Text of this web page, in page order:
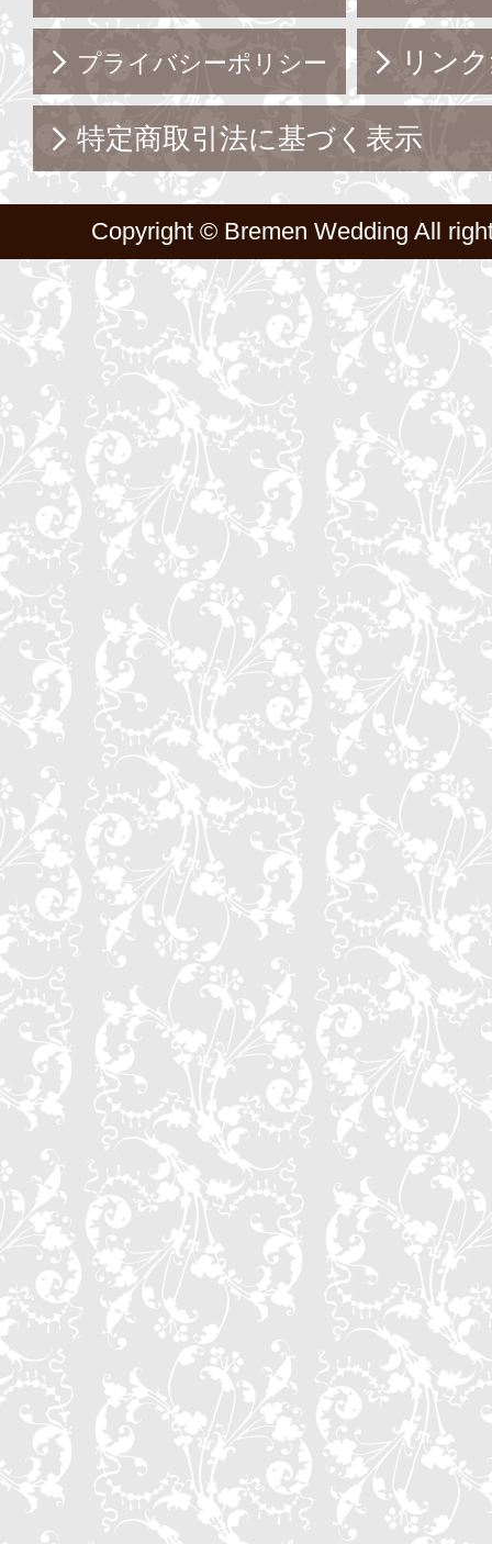
プライバシーポリシー リン
特定商取引法に基づく表示
Copyright © Bremen Wedding All